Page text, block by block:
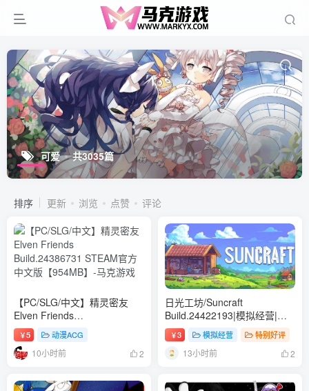
可爱 共3035篇
排序 更新 浏览 点赞 评论
【PC/SLG/中文】精灵密友
Elven Friends
Build.24386731 STEAM官方
中文版【954MB】
￥5 动漫ACG
10小时前 2
日光工坊/Suncraft
Build.24422193|模拟经营|容
量364B|免安装绿色中文版
￥3 模拟经营 特别好评
13小时前 2